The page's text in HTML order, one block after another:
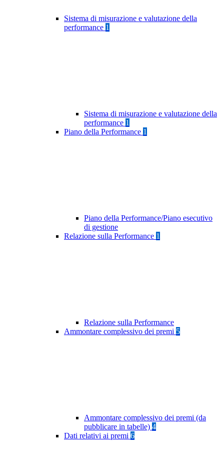
Sistema di misurazione e valutazione della
performance 1
Sistema di misurazione e valutazione della
performance 1
Piano della Performance 1
Piano della Performance/Piano esecutivo
di gestione
Relazione sulla Performance 1
Relazione sulla Performance
Ammontare complessivo dei premi 5
Ammontare complessivo dei premi (da
pubblicare in tabelle) 4
Dati relativi ai premi 6